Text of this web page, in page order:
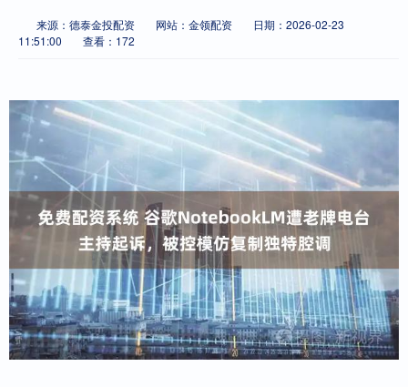
来源：德泰金投配资 网站：金领配资
日期：2026-02-23
11:51:00
查看：172